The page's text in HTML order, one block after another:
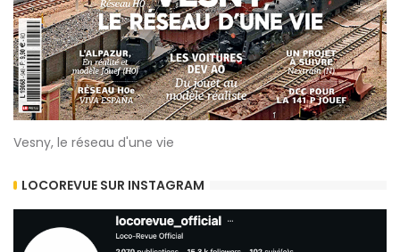
Vesny, le réseau d'une vie
LOCOREVUE SUR INSTAGRAM